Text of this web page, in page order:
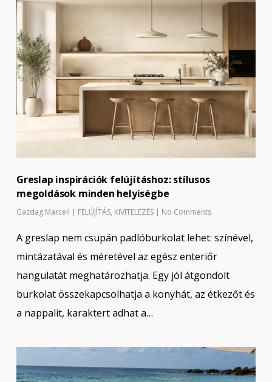
Greslap inspirációk felújításhoz: stílusos
megoldások minden helyiségbe
Gazdag Marcell | FELÚJÍTÁS, KIVITELEZÉS | No Comments
A greslap nem csupán padlóburkolat lehet: színével,
mintázatával és méretével az egész enteriőr
hangulatát meghatározhatja. Egy jól átgondolt
burkolat összekapcsolhatja a konyhát, az étkezőt és
a nappalit, karaktert adhat a…